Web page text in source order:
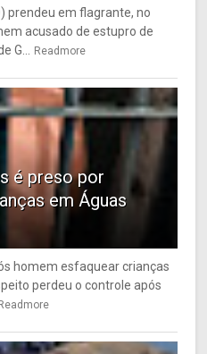
prendeu em flagrante, no
acusado de estupro de
G... Readmore
é preso por
em Águas
homem esfaquear crianças
perdeu o controle após
Readmore